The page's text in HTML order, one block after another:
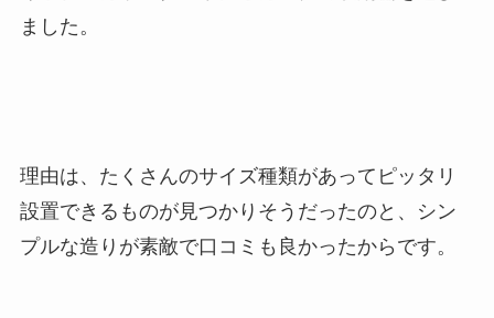
ました。
理由は、たくさんのサイズ種類があってピッタリ
設置できるものが見つかりそうだったのと、シン
プルな造りが素敵で口コミも良かったからです。